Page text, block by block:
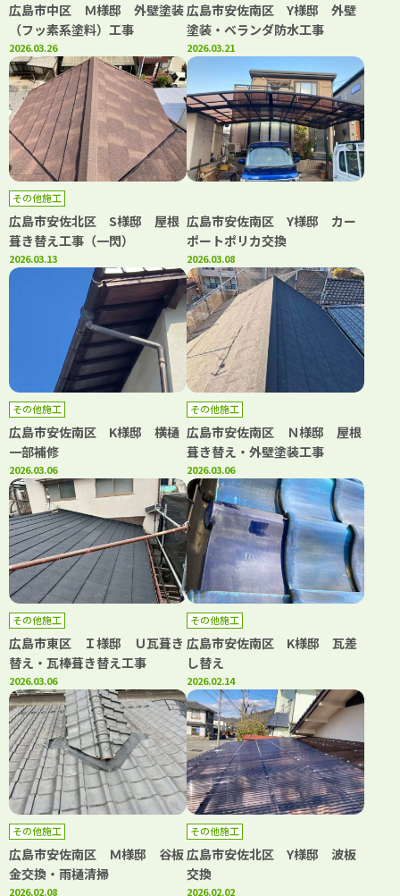
広島市中区 Ｍ様邸 外壁塗装
（フッ素系塗料）工事
2026.03.26
広島市安佐南区 Y様邸 外壁
塗装・ベランダ防水工事
2026.03.21
その他施工
広島市安佐北区 S様邸 屋根
葺き替え工事（一閃）
2026.03.13
広島市安佐南区 Y様邸 カー
ポートポリカ交換
2026.03.08
その他施工
広島市安佐南区 K様邸 横樋
一部補修
2026.03.06
その他施工
広島市安佐南区 Ｎ様邸 屋根
葺き替え・外壁塗装工事
2026.03.06
その他施工
広島市東区 Ｉ様邸 Ｕ瓦葺き
替え・瓦棒葺き替え工事
2026.03.06
その他施工
広島市安佐南区 K様邸 瓦差
し替え
2026.02.14
その他施工
広島市安佐南区 Ｍ様邸 谷板
金交換・雨樋清掃
2026.02.08
その他施工
広島市安佐北区 Y様邸 波板
交換
2026.02.02